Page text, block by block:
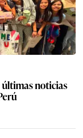
últimas noticias